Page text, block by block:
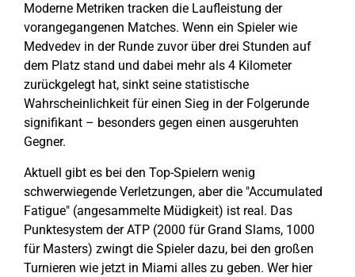
Moderne Metriken tracken die Laufleistung der
vorangegangenen Matches. Wenn ein Spieler wie
Medvedev in der Runde zuvor über drei Stunden auf
dem Platz stand und dabei mehr als 4 Kilometer
zurückgelegt hat, sinkt seine statistische
Wahrscheinlichkeit für einen Sieg in der Folgerunde
signifikant – besonders gegen einen ausgeruhten
Gegner.
Aktuell gibt es bei den Top-Spielern wenig
schwerwiegende Verletzungen, aber die "Accumulated
Fatigue" (angesammelte Müdigkeit) ist real. Das
Punktesystem der ATP (2000 für Grand Slams, 1000
für Masters) zwingt die Spieler dazu, bei den großen
Turnieren wie jetzt in Miami alles zu geben. Wer hier